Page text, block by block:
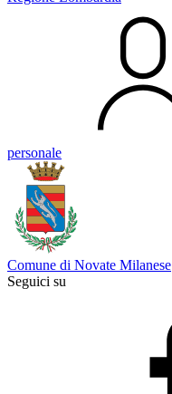
personale
Comune di Novate Milanese
Seguici su